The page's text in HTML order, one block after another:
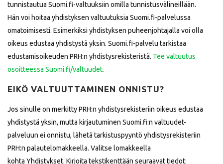
tunnistautua Suomi.fi-valtuuksiin omilla tunnistusvälineillään.
Hän voi hoitaa yhdistyksen valtuutuksia Suomi.fi-palvelussa
omatoimisesti. Esimerkiksi yhdistyksen puheenjohtajalla voi olla
oikeus edustaa yhdistystä yksin. Suomi.fi-palvelu tarkistaa
edustamisoikeuden PRH:n yhdistysrekisteristä. Tee valtuutus
osoitteessa Suomi.fi/valtuudet.
EIKÖ VALTUUTTAMINEN ONNISTU?
Jos sinulle on merkitty PRH:n yhdistysrekisteriin oikeus edustaa
yhdistystä yksin, mutta kirjautuminen Suomi.fi:n valtuudet-
palveluun ei onnistu, lähetä tarkistuspyyntö yhdistysrekisteriin
PRH:n palautelomakkeella. Valitse lomakkeella
kohta Yhdistykset. Kirjoita tekstikenttään seuraavat tiedot: